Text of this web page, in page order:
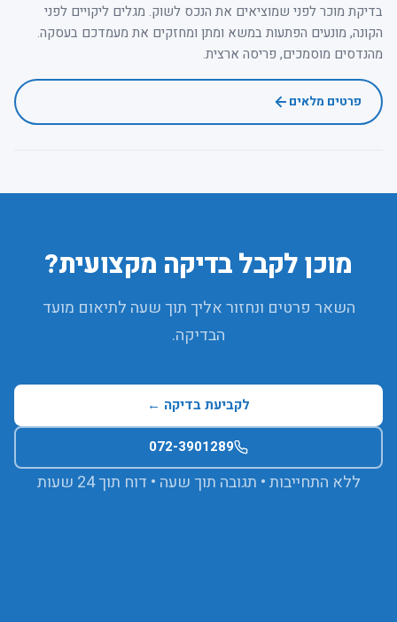
בדיקת מוכר לפני שמוציאים את הנכס לשוק. מגלים ליקויים לפני
הקונה, מונעים הפתעות במשא ומתן ומחזקים את מעמדכם בעסקה.
מהנדסים מוסמכים, פריסה ארצית.
פרטים מלאים
מוכן לקבל בדיקה מקצועית?
השאר פרטים ונחזור אליך תוך שעה לתיאום מועד
הבדיקה.
לקביעת בדיקה ←
072-3901289
ללא התחייבות • תגובה תוך שעה • דוח תוך 24 שעות